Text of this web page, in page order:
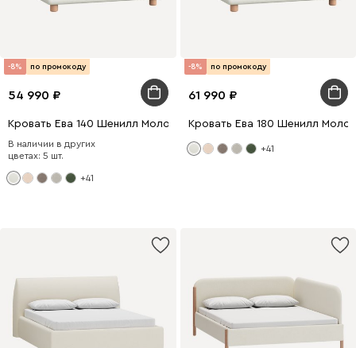
-8% по промокоду
54 990
Кровать Ева 140 Шенилл Молочный
В наличии в других
цветах: 5 шт.
+41
-8% по промокоду
61 990
Кровать Ева 180 Шенилл
+41